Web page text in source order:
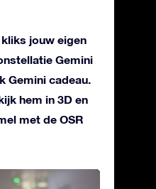
jouw eigen
Gemini
Gemini cadeau.
hem in 3D en
met de OSR